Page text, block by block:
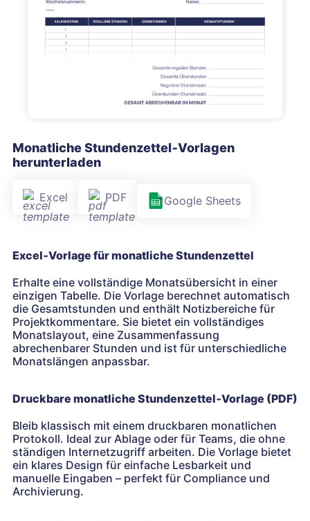
Monatliche Stundenzettel‑Vorlagen
herunterladen
Excel PDF Google Sheets
Excel‑Vorlage für monatliche Stundenzettel
Erhalte eine vollständige Monatsübersicht in einer
einzigen Tabelle. Die Vorlage berechnet automatisch
die Gesamtstunden und enthält Notizbereiche für
Projektkommentare. Sie bietet ein vollständiges
Monatslayout, eine Zusammenfassung
abrechenbarer Stunden und ist für unterschiedliche
Monatslängen anpassbar.
Druckbare monatliche Stundenzettel‑Vorlage (PDF)
Bleib klassisch mit einem druckbaren monatlichen
Protokoll. Ideal zur Ablage oder für Teams, die ohne
ständigen Internetzugriff arbeiten. Die Vorlage bietet
ein klares Design für einfache Lesbarkeit und
manuelle Eingaben – perfekt für Compliance und
Archivierung.